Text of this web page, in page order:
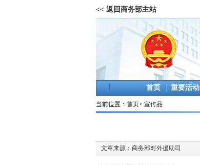
<< 返回商务部主站
首页 重要活动
当前位置： 首页> 宣传品
文章来源： 商务部对外援助司